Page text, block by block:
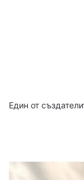
Един от